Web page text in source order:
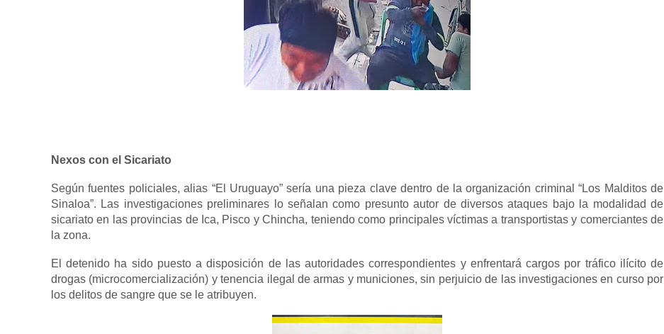
Nexos con el Sicariato
Según fuentes policiales, alias “El Uruguayo” sería una pieza clave dentro de la organización criminal “Los Malditos de
Sinaloa”. Las investigaciones preliminares lo señalan como presunto autor de diversos ataques bajo la modalidad de
sicariato en las provincias de Ica, Pisco y Chincha, teniendo como principales víctimas a transportistas y comerciantes de
la zona.
El detenido ha sido puesto a disposición de las autoridades correspondientes y enfrentará cargos por tráfico ilícito de
drogas (microcomercialización) y tenencia ilegal de armas y municiones, sin perjuicio de las investigaciones en curso por
los delitos de sangre que se le atribuyen.